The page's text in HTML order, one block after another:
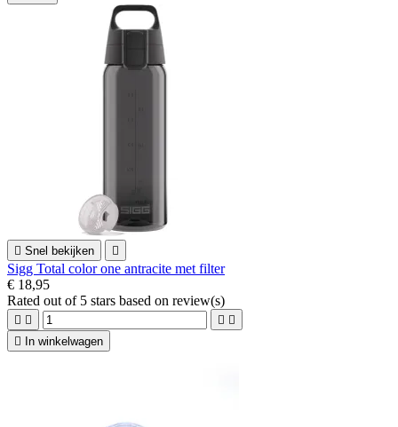
 Snel bekijken 
Sigg Total color one antracite met filter
€ 18,95
Rated out of 5 stars based on review(s)
   

In winkelwagen